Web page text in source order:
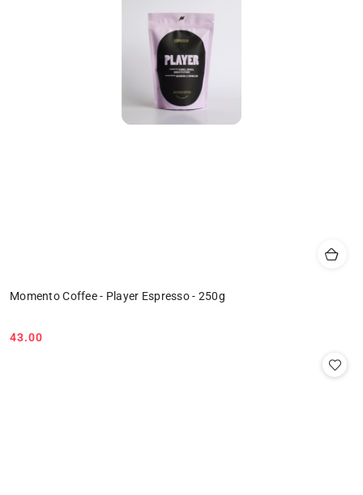
Momento Coffee - Player Espresso - 250g
Cena:
43.00